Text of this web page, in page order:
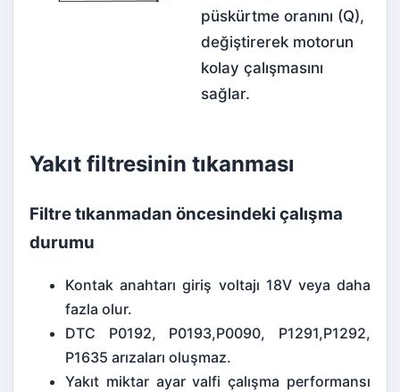
püskürtme oranını (Q),
değiştirerek motorun
kolay çalışmasını
sağlar.
Yakıt filtresinin tıkanması
Filtre tıkanmadan öncesindeki çalışma
durumu
Kontak anahtarı giriş voltajı 18V veya daha
fazla olur.
DTC P0192, P0193,P0090, P1291,P1292,
P1635 arızaları oluşmaz.
Yakıt miktar ayar valfi çalışma performansı